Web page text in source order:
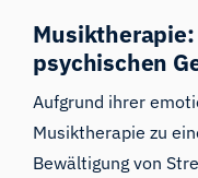
psychischen
Aufgrund ihrer
Musiktherapie zu
Bewältigung von